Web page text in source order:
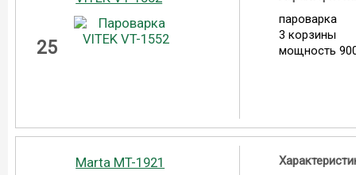
25
пароварка
3 корзины
мощность
Marta MT-1921